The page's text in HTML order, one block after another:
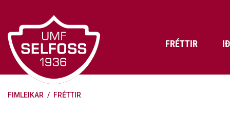
efni
FRÉTTIR
Frádráttarbærir styrkir til
FIMLEIKAR / FRÉTTIR